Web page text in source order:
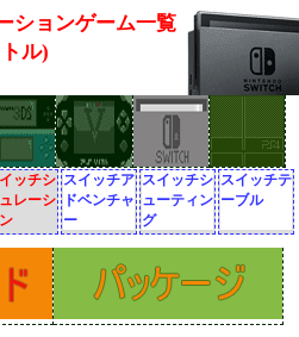
ションゲーム一覧
ル)
ッチシ
レーシ
スイッチア
ドベンチャ
ー
スイッチシ
ューティン
グ
スイッチテ
ーブル